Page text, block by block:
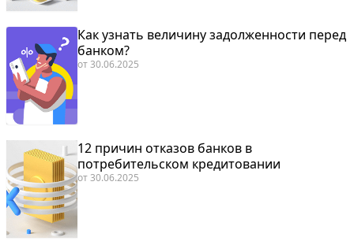
Как узнать величину задолженности перед
банком?
от30.06.2025
12 причин отказов банков в
потребительском кредитовании
от30.06.2025